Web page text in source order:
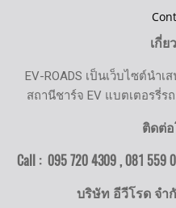
เกี่ย
EV-ROADS เป็นเว็บไซต์นำ
สถานีชาร์จ EV แบตเตอรรี่
ติดต่
Call : 095 720 4309 , 081 559
บริษัท อีวีโรด จำกั